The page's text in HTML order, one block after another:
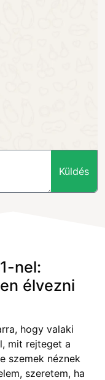
Küldés
nel:
élvezni
hogy valaki
mit rejteget a
szemek néznek
szeretem, ha